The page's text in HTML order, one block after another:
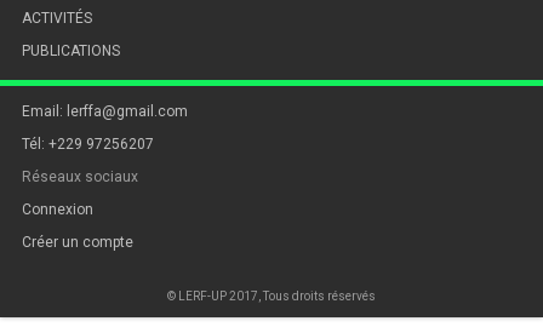
ACTIVITÉS
PUBLICATIONS
Email: lerffa@gmail.com
Tél: +229 97256207
Réseaux sociaux
Connexion
Créer un compte
© LERF-UP 2017, Tous droits réservés